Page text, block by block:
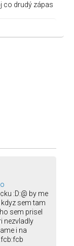
co drudý zápas
:D:@ by me
sem tam
sem prisel
nezvladly
i na